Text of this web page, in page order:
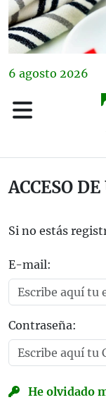
6 agosto 2026
ACCESO
Si no estás
E-mail:
Contraseña:
He olvidado